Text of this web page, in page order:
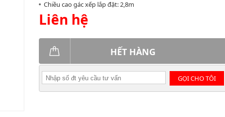
Chiều cao gác xếp lắp đặt: 2,8m
Liên hệ
HẾT HÀNG
GỌI CHO TÔI